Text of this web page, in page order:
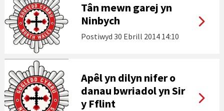
Tân mewn garej yn
Ninbych
Postiwyd 30 Ebrill 2014 14:10
Apêl yn dilyn nifer o
danau bwriadol yn Sir
y Fflint